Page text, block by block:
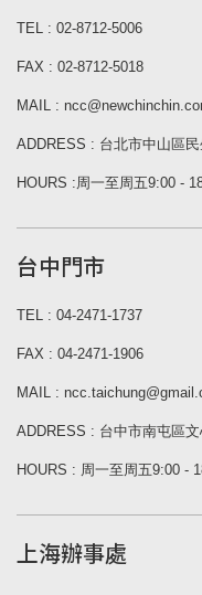
TEL : 02-8712-5006
FAX : 02-8712-5018
MAIL :
ADDRESS : 台北市中山區
HOURS :周一至周五9:00 -
台中門市
TEL : 04-2471-1737
FAX : 04-2471-1906
MAIL :
ADDRESS : 台中市南屯區
HOURS : 周一至周五9:00 -
上海辦事處